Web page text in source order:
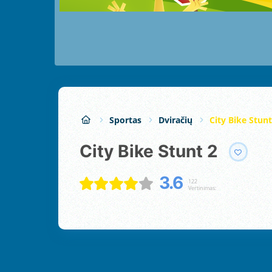
Sportas Dviračių City Bike
City Bike Stunt 2
3.6
122
Vertinimas: